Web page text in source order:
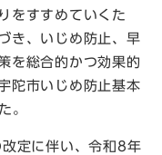
をすすめていくた
き、いじめ防止、早
を総合的かつ効果的
陀市いじめ防止基本
。
定に伴い、令和8年